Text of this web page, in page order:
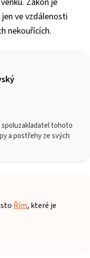
ve vzdálenosti
nekouřících.
tohoto
a postřehy ze svých
Řím, které je